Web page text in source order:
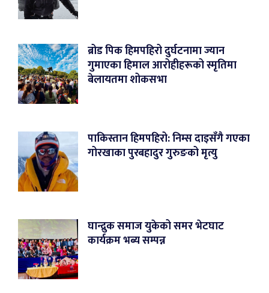
ब्रोड पिक हिमपहिरो दुर्घटनामा ज्यान
गुमाएका हिमाल आरोहीहरूको स्मृतिमा
बेलायतमा शोकसभा
पाकिस्तान हिमपहिरो: निम्स दाइसँगै गएका
गोरखाका पुरबहादुर गुरुङको मृत्यु
घान्द्रुक समाज युकेको समर भेटघाट
कार्यक्रम भब्य सम्पन्न